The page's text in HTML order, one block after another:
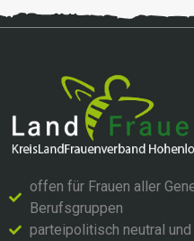
offen für Frauen aller
Berufsgruppen
parteipolitisch neutral